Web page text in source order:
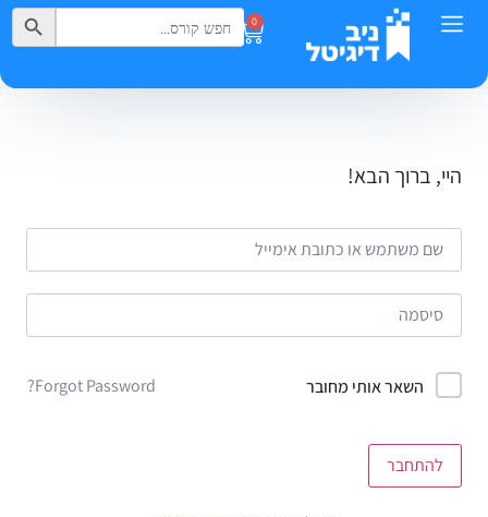
0
Search
for:
Search Button
היי, ברוך הבא!
השאר אותי מחובר Forgot Password?
להתחבר